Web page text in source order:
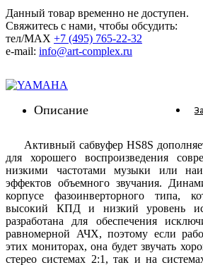
Данный товар временно не доступен.
Свяжитесь с нами, чтобы обсудить:
тел/MAX +7 (495) 765-22-32
e-mail: info@art-complex.ru
Описание
Активный сабвуфер HS8S
для хорошего воспроизведения
низкими частотами музыки или
эффектов объемного звучания.
корпусе фазоинверторного типа,
высокий КПД и низкий уровень
разработана для обеспечения
равномерной АЧХ, поэтому если
этих мониторах, она будет звучать
стерео системах 2:1, так и на